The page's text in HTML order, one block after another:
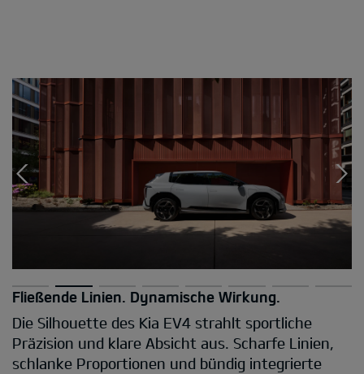
Dynamik, die bleibt.
Mit Fokus auf Dynamik gestaltet,
Heck einen bleibenden Eindruck. Ein
Dachspoiler krönt die dynamische